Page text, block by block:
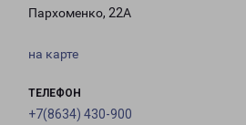
Пархоменко, 22А
на карте
ТЕЛЕФОН
+7(8634) 430-900